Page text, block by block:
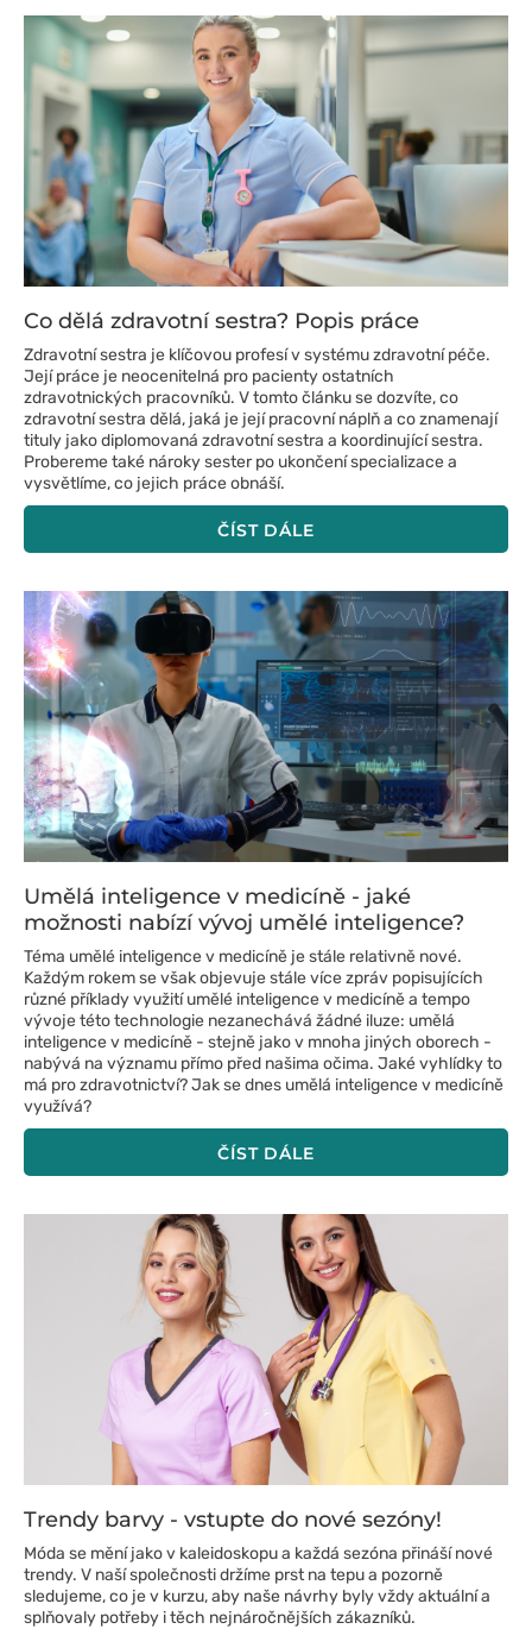
Co dělá zdravotní sestra? Popis práce
Zdravotní sestra je klíčovou profesí v systému zdravotní péče.
Její práce je neocenitelná pro pacienty ostatních
zdravotnických pracovníků. V tomto článku se dozvíte, co
zdravotní sestra dělá, jaká je její pracovní náplň a co znamenají
tituly jako diplomovaná zdravotní sestra a koordinující sestra.
Probereme také nároky sester po ukončení specializace a
vysvětlíme, co jejich práce obnáší.
ČÍST DÁLE
Umělá inteligence v medicíně - jaké
možnosti nabízí vývoj umělé inteligence?
Téma umělé inteligence v medicíně je stále relativně nové.
Každým rokem se však objevuje stále více zpráv popisujících
různé příklady využití umělé inteligence v medicíně a tempo
vývoje této technologie nezanechává žádné iluze: umělá
inteligence v medicíně - stejně jako v mnoha jiných oborech -
nabývá na významu přímo před našima očima. Jaké vyhlídky to
má pro zdravotnictví? Jak se dnes umělá inteligence v medicíně
využívá?
ČÍST DÁLE
Trendy barvy - vstupte do nové sezóny!
Móda se mění jako v kaleidoskopu a každá sezóna přináší nové
trendy. V naší společnosti držíme prst na tepu a pozorně
sledujeme, co je v kurzu, aby naše návrhy byly vždy aktuální a
splňovaly potřeby i těch nejnáročnějších zákazníků.